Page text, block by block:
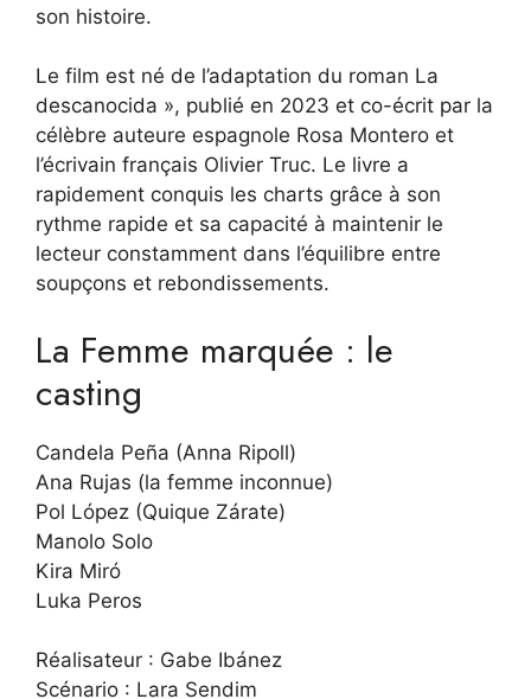
son histoire.
Le film est né de l’adaptation du roman La
descanocida », publié en 2023 et co-écrit par la
célèbre auteure espagnole Rosa Montero et
l’écrivain français Olivier Truc. Le livre a
rapidement conquis les charts grâce à son
rythme rapide et sa capacité à maintenir le
lecteur constamment dans l’équilibre entre
soupçons et rebondissements.
La Femme marquée : le
casting
Candela Peña (Anna Ripoll)
Ana Rujas (la femme inconnue)
Pol López (Quique Zárate)
Manolo Solo
Kira Miró
Luka Peros
Réalisateur : Gabe Ibánez
Scénario : Lara Sendim